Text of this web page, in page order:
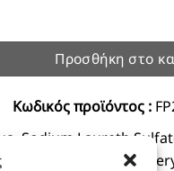
in the Air 300ml ποσότητα
Προσθήκη στο
Κωδικός προϊόντος :
Sodium Laureth
Coco Glucoside,